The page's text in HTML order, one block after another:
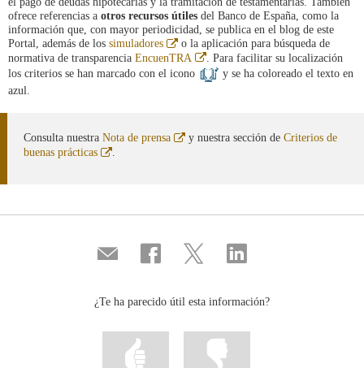
ofrece referencias a otros recursos útiles del Banco de España, como la
información que, con mayor periodicidad, se publica en el blog de este
Portal, además de los simuladores
Abre
en
ventana
nueva
o la aplicación para búsqueda de
normativa de transparencia EncuenTRA
Abre
en
ventana
. Para facilitar su localización
los criterios se han marcado con el icono
y se ha coloreado el texto en
azul.
Consulta nuestra Nota de prensa
Abre
y nuestra sección de Criterios de
buenas prácticas
Abre
.
Compartir
por
Compartir
en
Compartir
en
Compartir
en
¿Te ha parecido útil esta información?
Marcar